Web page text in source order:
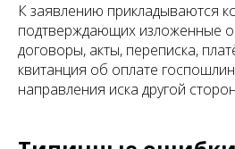
К заявлению прикладываются
подтверждающих изложенные
договоры, акты, переписка,
квитанция об оплате
направления иска другой